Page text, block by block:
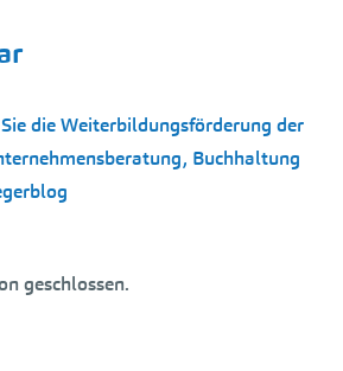
die Weiterbildungsförderung der
Buchhaltung
geschlossen.